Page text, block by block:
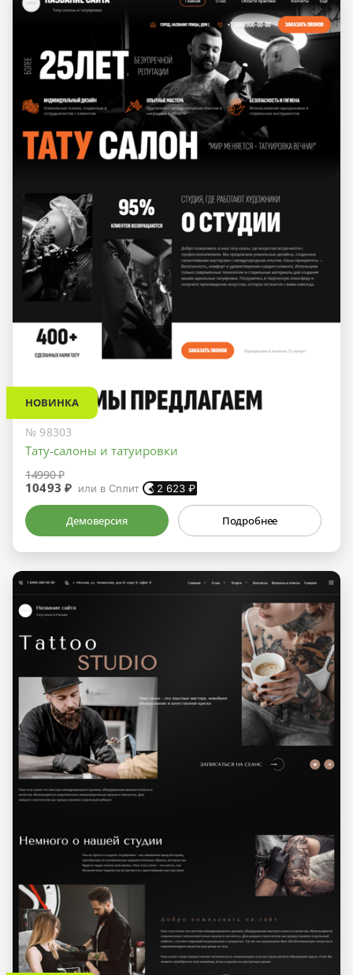
НОВИНКА
№ 98303
Тату-салоны и татуировки
14990 ₽
10493 ₽ или в Сплит 2 623 ₽
Демоверсия Подробнее